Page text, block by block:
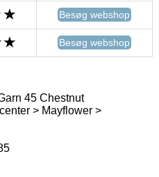
Besøg webshop
Besøg webshop
45 Chestnut
> Mayflower >